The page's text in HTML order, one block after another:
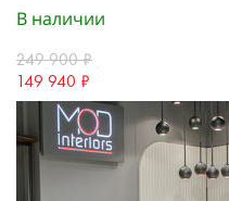
В наличии
249 900₽
149 940 ₽